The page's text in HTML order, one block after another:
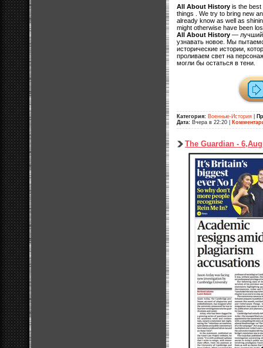
All About History is the best
things . We try to bring new
already know as well as
might otherwise have been
All About History — лучший
узнавать новое. Мы
исторические истории,
проливаем свет на
могли бы остаться в тени.
Категория: Военные-История
Дата: Вчера в 22:20
The Guardian -